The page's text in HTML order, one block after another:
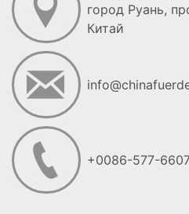
город Руань,
Китай
+0086-577-